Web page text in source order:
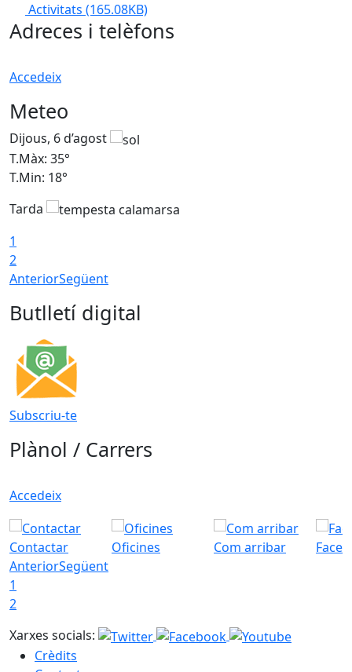
Activitats (165.08KB)
Adreces i telèfons
Accedeix
Meteo
Dijous, 6 d’agost
T.Màx: 35°
T.Min: 18°
Tarda
1
2
AnteriorSegüent
Butlletí digital
Subscriu-te
Plànol / Carrers
Accedeix
Contactar Oficines Com arribar
AnteriorSegüent
1
2
Xarxes socials:
Crèdits